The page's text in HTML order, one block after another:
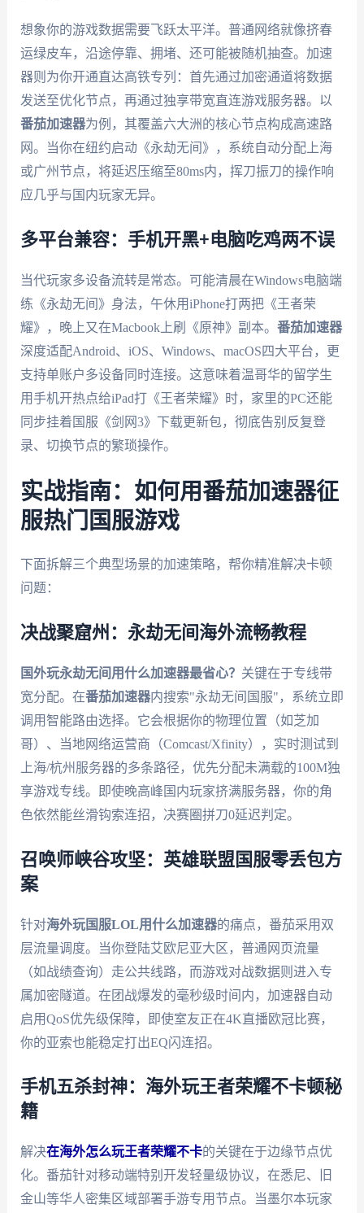
想象你的游戏数据需要飞跃太平洋。普通网络就像挤春
运绿皮车，沿途停靠、拥堵、还可能被随机抽查。加速
器则为你开通直达高铁专列：首先通过加密通道将数据
发送至优化节点，再通过独享带宽直连游戏服务器。以
番茄加速器为例，其覆盖六大洲的核心节点构成高速路
网。当你在纽约启动《永劫无间》，系统自动分配上海
或广州节点，将延迟压缩至80ms内，挥刀振刀的操作响
应几乎与国内玩家无异。
多平台兼容：手机开黑+电脑吃鸡两不误
当代玩家多设备流转是常态。可能清晨在Windows电脑端
练《永劫无间》身法，午休用iPhone打两把《王者荣
耀》，晚上又在Macbook上刷《原神》副本。 番茄加速器
深度适配Android、iOS、Windows、macOS四大平台，更
支持单账户多设备同时连接。这意味着温哥华的留学生
用手机开热点给iPad打《王者荣耀》时，家里的PC还能
同步挂着国服《剑网3》下载更新包，彻底告别反复登
录、切换节点的繁琐操作。
实战指南：如何用番茄加速器征
服热门国服游戏
下面拆解三个典型场景的加速策略，帮你精准解决卡顿
问题：
决战聚窟州：永劫无间海外流畅教程
国外玩永劫无间用什么加速器最省心？ 关键在于专线带
宽分配。在番茄加速器内搜索"永劫无间国服"，系统立即
调用智能路由选择。它会根据你的物理位置（如芝加
哥）、当地网络运营商（Comcast/Xfinity），实时测试到
上海/杭州服务器的多条路径，优先分配未满载的100M独
享游戏专线。即使晚高峰国内玩家挤满服务器，你的角
色依然能丝滑钩索连招，决赛圈拼刀0延迟判定。
召唤师峡谷攻坚：英雄联盟国服零丢包方
案
针对海外玩国服LOL用什么加速器的痛点，番茄采用双
层流量调度。当你登陆艾欧尼亚大区，普通网页流量
（如战绩查询）走公共线路，而游戏对战数据则进入专
属加密隧道。在团战爆发的毫秒级时间内，加速器自动
启用QoS优先级保障，即使室友正在4K直播欧冠比赛，
你的亚索也能稳定打出EQ闪连招。
手机五杀封神：海外玩王者荣耀不卡顿秘
籍
解决在海外怎么玩王者荣耀不卡的关键在于边缘节点优
化。番茄针对移动端特别开发轻量级协议，在悉尼、旧
金山等华人密集区域部署手游专用节点。当墨尔本玩家